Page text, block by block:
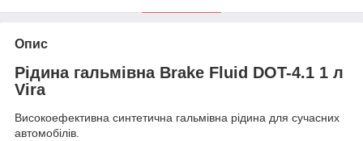
Опис
Рідина гальмівна Brake Fluid DOT-4.1 1 л
Vira
Високоефективна синтетична гальмівна рідина для сучасних
автомобілів.